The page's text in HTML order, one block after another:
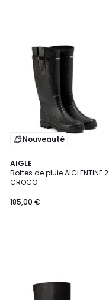
Nouveauté
AIGLE
Bottes de pluie AIGLENTINE 2
CROCO
185,00 €